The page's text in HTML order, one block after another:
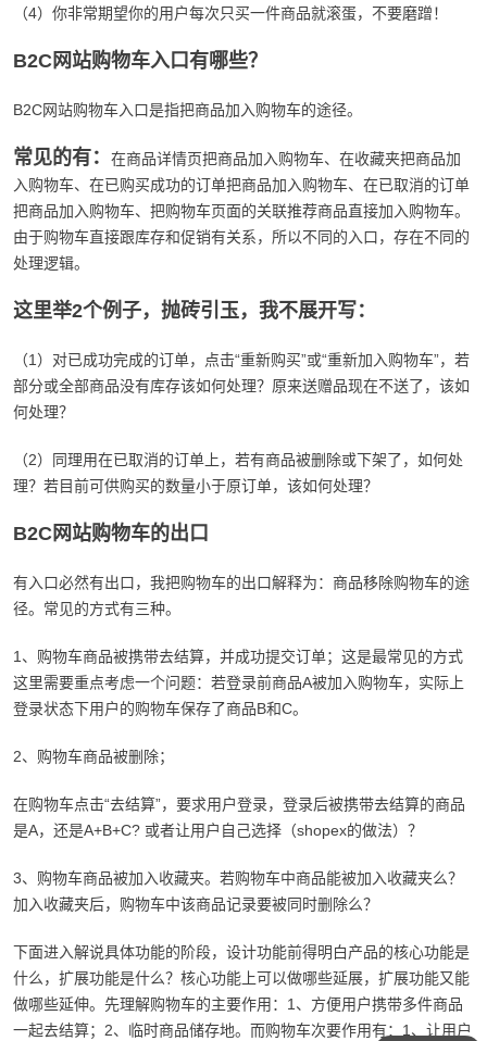
（4）你非常期望你的用户每次只买一件商品就滚蛋，不要磨蹭！
B2C网站购物车入口有哪些？
B2C网站购物车入口是指把商品加入购物车的途径。
常见的有：
在商品详情页把商品加入购物车、在收藏夹把商品加
入购物车、在已购买成功的订单把商品加入购物车、在已取消的订单
把商品加入购物车、把购物车页面的关联推荐商品直接加入购物车。
由于购物车直接跟库存和促销有关系，所以不同的入口，存在不同的
处理逻辑。
这里举2个例子，抛砖引玉，我不展开写：
（1）对已成功完成的订单，点击“重新购买”或“重新加入购物车”，若
部分或全部商品没有库存该如何处理？原来送赠品现在不送了，该如
何处理？
（2）同理用在已取消的订单上，若有商品被删除或下架了，如何处
理？若目前可供购买的数量小于原订单，该如何处理？
B2C网站购物车的出口
有入口必然有出口，我把购物车的出口解释为：商品移除购物车的途
径。常见的方式有三种。
1、购物车商品被携带去结算，并成功提交订单；这是最常见的方式
这里需要重点考虑一个问题：若登录前商品A被加入购物车，实际上
登录状态下用户的购物车保存了商品B和C。
2、购物车商品被删除；
在购物车点击“去结算”，要求用户登录，登录后被携带去结算的商品
是A，还是A+B+C? 或者让用户自己选择（shopex的做法）？
3、购物车商品被加入收藏夹。若购物车中商品能被加入收藏夹么？
加入收藏夹后，购物车中该商品记录要被同时删除么？
下面进入解说具体功能的阶段，设计功能前得明白产品的核心功能是
什么，扩展功能是什么？核心功能上可以做哪些延展，扩展功能又能
做哪些延伸。先理解购物车的主要作用：1、方便用户携带多件商品
一起去结算；2、临时商品储存地。而购物车次要作用有：1、让用户